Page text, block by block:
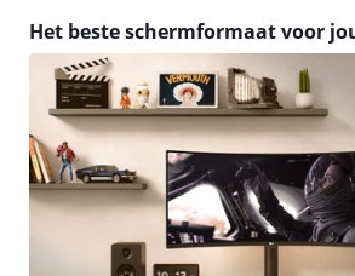
Het beste schermformaat voor